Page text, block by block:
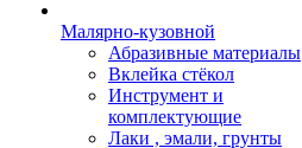
Малярно-кузовной
Абразивные материалы
Вклейка стёкол
Инструмент и
комплектующие
Лаки , эмали, грунты